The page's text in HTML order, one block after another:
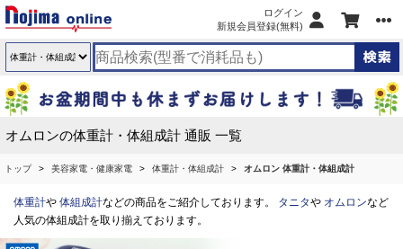
ログイン
新規会員登録(無料)
オムロンの体重計・体組成計 通販 一覧
トップ 美容家電・健康家電 体重計・体組成計 オムロン 体重計・体組成計
体重計や 体組成計などの商品をご紹介しております。 タニタや オムロンなど
人気の体組成計を取り揃えております。